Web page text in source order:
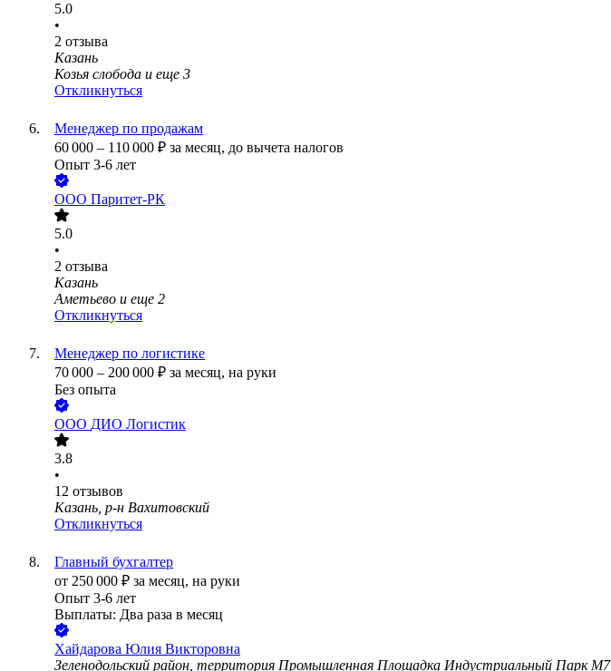
5.0
•
2 отзыва
Казань
Козья слобода и еще 3
Откликнуться
Менеджер по продажам
60 000 – 110 000 ₽ за месяц, до вычета налогов
Опыт 3-6 лет
ООО Паритет-РК
5.0
•
2 отзыва
Казань
Аметьево и еще 2
Откликнуться
Менеджер по логистике
70 000 – 200 000 ₽ за месяц, на руки
Без опыта
ООО ДИО Логистик
3.8
•
12 отзывов
Казань, р-н Вахитовский
Откликнуться
Главный бухгалтер
от 250 000 ₽ за месяц, на руки
Опыт 3-6 лет
Выплаты: Два раза в месяц
Хайдарова Юлия Викторовна
Зеленодольский район, территория Промышленная Площадка Индустриальный Парк М7